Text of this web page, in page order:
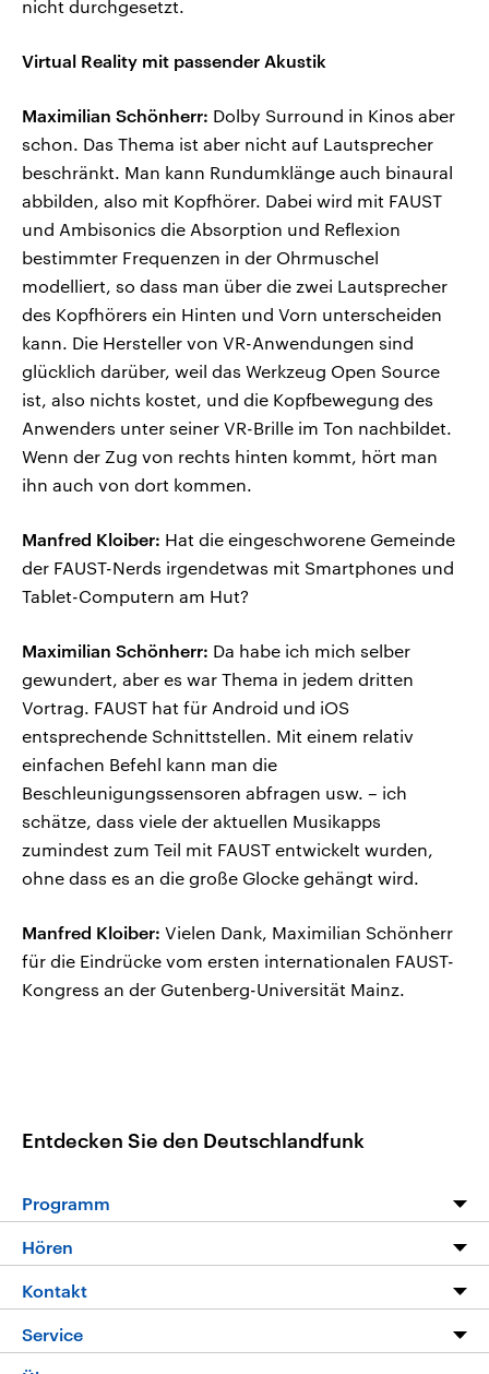
nicht durchgesetzt.
Virtual Reality mit passender Akustik
Maximilian Schönherr: Dolby Surround in Kinos aber
schon. Das Thema ist aber nicht auf Lautsprecher
beschränkt. Man kann Rundumklänge auch binaural
abbilden, also mit Kopfhörer. Dabei wird mit FAUST
und Ambisonics die Absorption und Reflexion
bestimmter Frequenzen in der Ohrmuschel
modelliert, so dass man über die zwei Lautsprecher
des Kopfhörers ein Hinten und Vorn unterscheiden
kann. Die Hersteller von VR-Anwendungen sind
glücklich darüber, weil das Werkzeug Open Source
ist, also nichts kostet, und die Kopfbewegung des
Anwenders unter seiner VR-Brille im Ton nachbildet.
Wenn der Zug von rechts hinten kommt, hört man
ihn auch von dort kommen.
Manfred Kloiber: Hat die eingeschworene Gemeinde
der FAUST-Nerds irgendetwas mit Smartphones und
Tablet-Computern am Hut?
Maximilian Schönherr: Da habe ich mich selber
gewundert, aber es war Thema in jedem dritten
Vortrag. FAUST hat für Android und iOS
entsprechende Schnittstellen. Mit einem relativ
einfachen Befehl kann man die
Beschleunigungssensoren abfragen usw. – ich
schätze, dass viele der aktuellen Musikapps
zumindest zum Teil mit FAUST entwickelt wurden,
ohne dass es an die große Glocke gehängt wird.
Manfred Kloiber: Vielen Dank, Maximilian Schönherr
für die Eindrücke vom ersten internationalen FAUST-
Kongress an der Gutenberg-Universität Mainz.
Entdecken Sie den Deutschlandfunk
Programm
Programm
Die Nachrichten
Nachrichtenleicht
Hören
Livestream
Podcasts
Kontakt
Hörerservice
Service